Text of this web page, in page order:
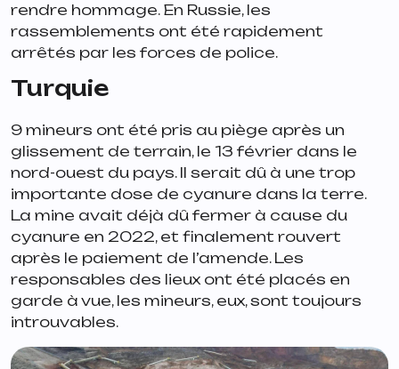
rendre hommage. En Russie, les
rassemblements ont été rapidement
arrêtés par les forces de police.
Turquie
9 mineurs ont été pris au piège après un
glissement de terrain, le 13 février dans le
nord-ouest du pays. Il serait dû à une trop
importante dose de cyanure dans la terre.
La mine avait déjà dû fermer à cause du
cyanure en 2022, et finalement rouvert
après le paiement de l’amende. Les
responsables des lieux ont été placés en
garde à vue, les mineurs, eux, sont toujours
introuvables.